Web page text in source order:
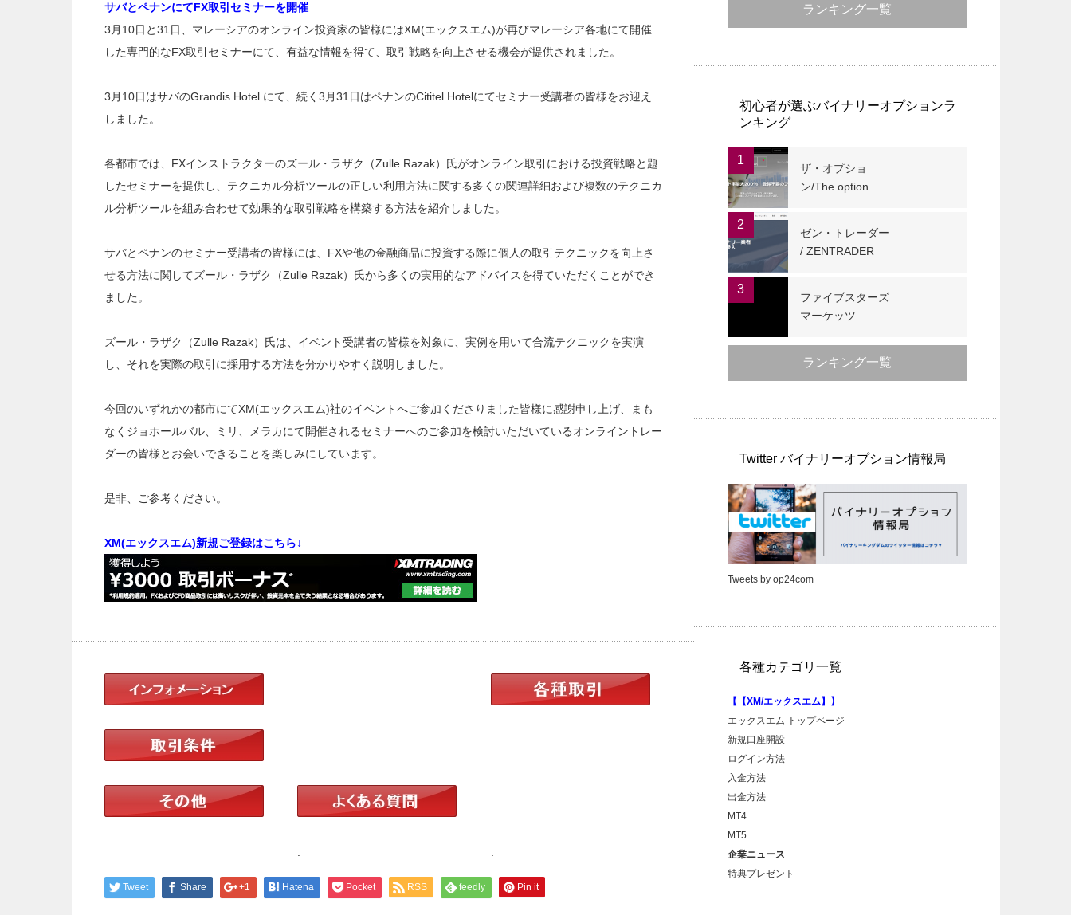
サバとペナンにてFX取引セミナーを開催
3月10日と31日、マレーシアのオンライン投資家の皆様にはXM(エックスエム)が再びマレーシア各地にて開催
した専門的なFX取引セミナーにて、有益な情報を得て、取引戦略を向上させる機会が提供されました。
3月10日はサバのGrandis Hotel にて、続く3月31日はペナンのCititel Hotelにてセミナー受講者の皆様をお迎え
しました。
各都市では、FXインストラクターのズール・ラザク（Zulle Razak）氏がオンライン取引における投資戦略と題
したセミナーを提供し、テクニカル分析ツールの正しい利用方法に関する多くの関連詳細および複数のテクニカ
ル分析ツールを組み合わせて効果的な取引戦略を構築する方法を紹介しました。
サバとペナンのセミナー受講者の皆様には、FXや他の金融商品に投資する際に個人の取引テクニックを向上さ
せる方法に関してズール・ラザク（Zulle Razak）氏から多くの実用的なアドバイスを得ていただくことができ
ました。
ズール・ラザク（Zulle Razak）氏は、イベント受講者の皆様を対象に、実例を用いて合流テクニックを実演
し、それを実際の取引に採用する方法を分かりやすく説明しました。
今回のいずれかの都市にてXM(エックスエム)社のイベントへご参加くださりました皆様に感謝申し上げ、まも
なくジョホールバル、ミリ、メラカにて開催されるセミナーへのご参加を検討いただいているオンライントレー
ダーの皆様とお会いできることを楽しみにしています。
是非、ご参考ください。
XM(エックスエム)新規ご登録はこちら↓
Tweet Share +1 Hatena Pocket RSS feedly Pin it
ランキング一覧
初心者が選ぶバイナリーオプションラ
ンキング
1
ザ・オプショ
ン/The option
2
ゼン・トレーダー
/ ZENTRADER
3
ファイブスターズ
マーケッツ
ランキング一覧
Twitter バイナリーオプション情報局
Tweets by op24com
各種カテゴリ一覧
【【XM/エックスエム】】
エックスエム トップページ
新規口座開設
ログイン方法
入金方法
出金方法
MT4
MT5
企業ニュース
特典プレゼント